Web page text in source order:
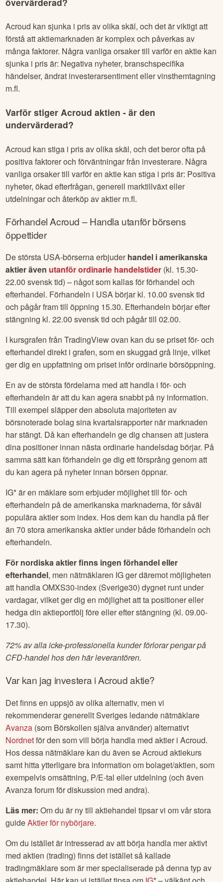
Acroud kan sjunka i pris av olika skäl, och det är viktigt att
förstå att aktiemarknaden är komplex och påverkas av
många faktorer. Några vanliga orsaker till varför en aktie kan
sjunka i pris är: Negativa nyheter, branschspecifika
händelser, ändrat investerarsentiment eller vinsthemtagning
m.fl.
Varför stigerAcroud aktien - är den
undervärderad?
Acroud kan stiga i pris av olika skäl, och det beror ofta på
positiva faktorer och förväntningar från investerare. Några
vanliga orsaker till varför en aktie kan stiga i pris är: Positiva
nyheter, ökad efterfrågan, generell marktillväxt eller
utdelningar och återköp av aktier m.fl.
FörhandelAcroud – Handla utanför börsens
öppettider
De största USA-börserna erbjuder handel i amerikanska
aktier även utanför ordinarie handelstider (kl. 15.30-
22.00 svensk tid) – något som kallas för förhandel och
efterhandel. Förhandeln i USA börjar kl. 10.00 svensk tid
och pågår fram till öppning 15.30. Efterhandeln börjar efter
stängning kl. 22.00 svensk tid och pågår till 02.00.
I kursgrafen från TradingView ovan kan du se priset för- och
efterhandel direkt i grafen, som en skuggad grå linje, vilket
ger dig en uppfattning om priset inför ordinarie börsöppning.
En av de största fördelarna med att handla i för- och
efterhandeln är att du kan agera snabbt på ny information.
Till exempel släpper den absoluta majoriteten av
börsnoterade bolag sina kvartalsrapporter när marknaden
har stängt. Då kan efterhandeln ge dig chansen att justera
dina positioner innan nästa ordinarie handelsdag börjar. På
samma sätt kan förhandeln ge dig ett försprång genom att
du kan agera på nyheter innan börsen öppnar.
IG* är en mäklare som erbjuder möjlighet till för- och
efterhandeln på de amerikanska marknaderna, för såväl
populära aktier som index. Hos dem kan du handla på fler
än 70 stora amerikanska aktier under både förhandeln och
efterhandeln.
För nordiska aktier finns ingen förhandel eller
efterhandel, men nätmäklaren IG ger däremot möjligheten
att handla OMXS30-index (Sverige30) dygnet runt under
vardagar, vilket ger dig en möjlighet att ta positioner eller
hedga din aktieportfölj före eller efter stängning (kl. 09.00-
17.30).
72% av alla icke-professionella kunder förlorar pengar på
CFD-handel hos den här leverantören.
Var kan jag investera iAcroudaktie?
Det finns en uppsjö av olika alternativ, men vi
rekommenderar generellt Sveriges ledande nätmäklare
Avanza (som Börskollen själva använder) alternativt
Nordnetför den som vill börja handla med aktier iAcroud.
Hos dessa nätmäklare kan du även seAcroud aktiekurs
samt hitta ytterligare bra information om bolaget/aktien, som
exempelvis omsättning, P/E-tal eller utdelning (och även
Avanza forum för diskussion med andra).
Läs mer: Om du är ny till aktiehandel tipsar vi om vår stora
guideAktier för nybörjare.
Om du istället är intresserad av att börja handla mer aktivt
med aktien (trading) finns det istället så kallade
tradingmäklare som är mer specialiserade på denna typ av